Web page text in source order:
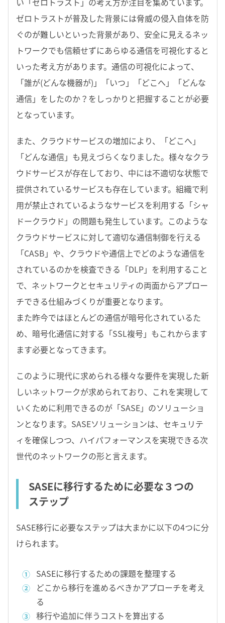
ゼロトラストが普及した背景には脅威の侵入自体を防
ぐのが難しいといった背景があり、安全に見えるネッ
トワークでも信頼せずにあらゆる通信を可視化すると
いった考え方があります。通信の可視化によって、
「誰が(どんな機器が)」「いつ」「どこへ」「どんな
通信」をしたのか？をしっかりと把握することが必要
となっています。
また、クラウドサービスの増加により、「どこへ」
「どんな通信」も見えづらくなりました。様々なクラ
ウドサービスが存在しており、中には不適切な状態で
提供されているサービスも存在しています。組織で利
用が禁止されているようなサービスを利用する「シャ
ドークラウド」の問題も発生しています。このような
クラウドサービスに対して適切な通信制御を行える
「CASB」や、クラウドや通信上でどのような通信を
されているのかを検査できる「DLP」を利用すること
で、ネットワークとセキュリティの両面からアプロー
チできる仕組みづくりが重要となります。
また昨今ではほとんどの通信が暗号化されているた
め、暗号化通信に対する「SSL複号」もこれからます
ます必要となってきます。
このように現代に求められる様々な要件を実現した新
しいネットワークが求められており、これを実現して
いくために利用できるのが「SASE」のソリューショ
ンとなります。SASEソリューションは、セキュリテ
ィを確保しつつ、ハイパフォーマンスを実現できる次
世代のネットワークの形と言えます。
SASEに移行するために必要な３つの
ステップ
SASE移行に必要なステップは大まかに以下の4つに分
けられます。
SASEに移行するための課題を整理する
どこから移行を進めるべきかアプローチを考え
る
移行や追加に伴うコストを算出する